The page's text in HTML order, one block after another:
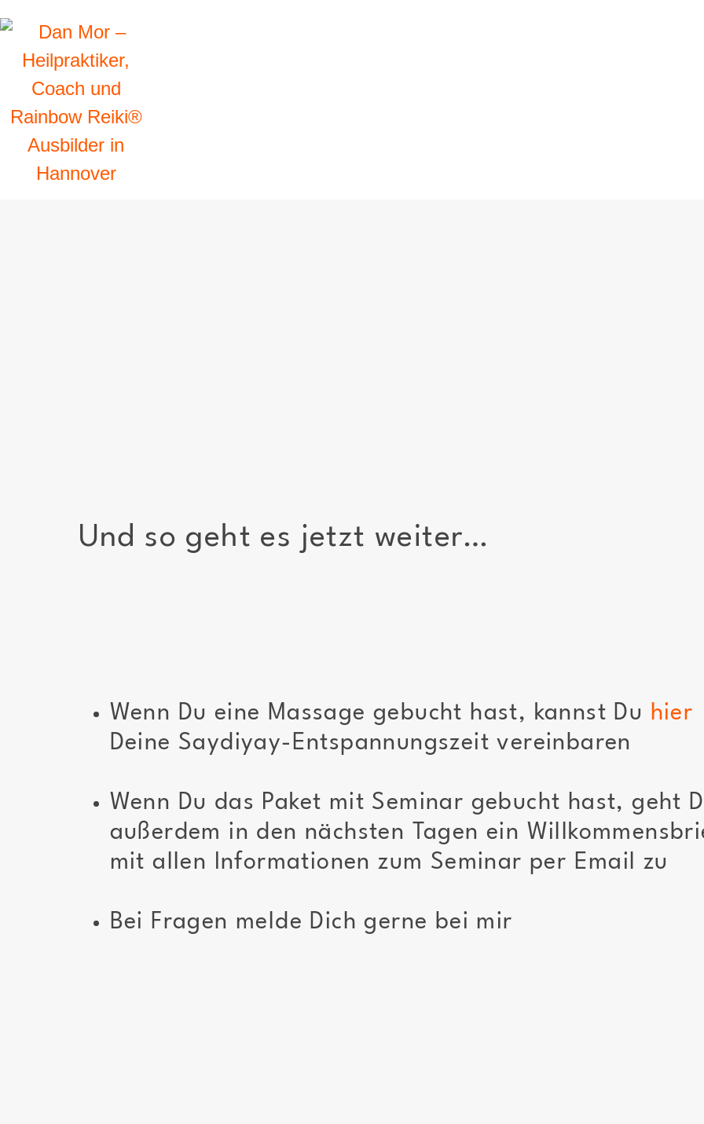
Und so geht es jetzt weiter…
Wenn Du eine Massage gebucht hast, kannst Du hier
Deine Saydiyay-Entspannungszeit vereinbaren
Wenn Du das Paket mit Seminar gebucht hast, geht
außerdem in den nächsten Tagen ein
mit allen Informationen zum Seminar per Email zu
Bei Fragen melde Dich gerne bei mir